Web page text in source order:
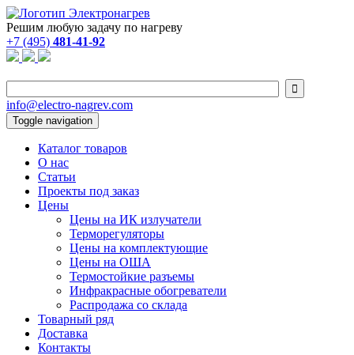
Решим любую задачу по нагреву
+7 (495) 481-41-92

info@electro-nagrev.com
Toggle navigation
Каталог товаров
О нас
Статьи
Проекты под заказ
Цены
Цены на ИК излучатели
Терморегуляторы
Цены на комплектующие
Цены на ОША
Термостойкие разъемы
Инфракрасные обогреватели
Распродажа со склада
Товарный ряд
Доставка
Контакты